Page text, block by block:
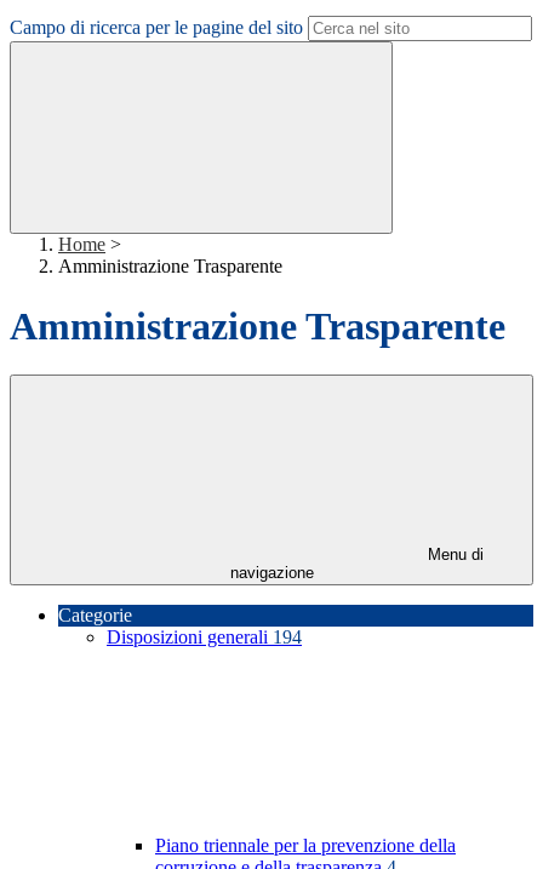
Campo di ricerca per le pagine del sito
Home >
Amministrazione Trasparente
Amministrazione Trasparente
Menu di
navigazione
Categorie
Disposizioni generali 194
Piano triennale per la prevenzione della